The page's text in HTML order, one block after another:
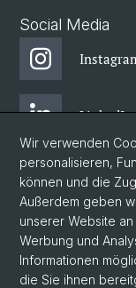
Social Media
LinkedIn
Facebook
Bluesky
Wir verwenden
personalisieren,
können und die
Außerdem geben
unserer Website
Werbung und
Informationen
die Sie ihnen